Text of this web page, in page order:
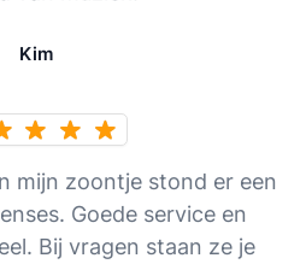
Kim
mijn zoontje stond er een
Goede service en
Bij vragen staan ze je